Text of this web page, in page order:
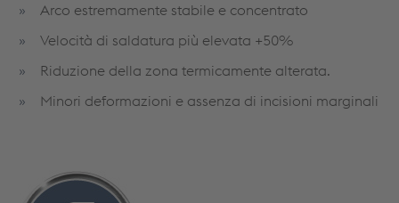
Arco estremamente stabile e concentrato
Velocità di saldatura più elevata +50%
Riduzione della zona termicamente alterata.
Minori deformazioni e assenza di incisioni marginali